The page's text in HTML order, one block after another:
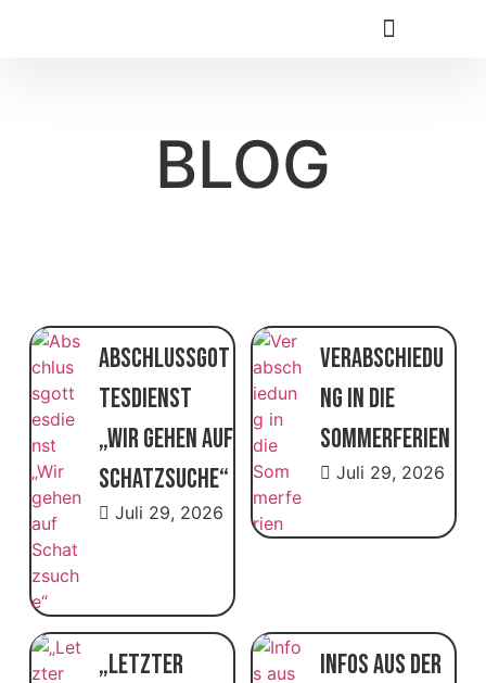
BLOG
Abschlussgot
tesdienst
„Wir gehen auf
Schatzsuche“
Juli 29, 2026
Verabschiedu
ng in die
Sommerferien
Juli 29, 2026
„Letzter
Infos aus der